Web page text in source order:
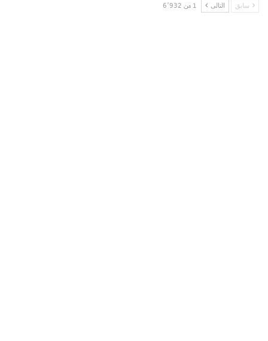
سابق التالى 1 من 6٬932